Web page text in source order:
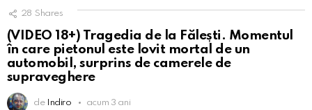
28 Shares
(VIDEO 18+) Tragedia de la Fălești. Momentul
în care pietonul este lovit mortal de un
automobil, surprins de camerele de
supraveghere
de Indiro acum 3 ani